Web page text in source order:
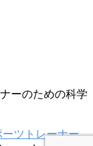
ーのための科学
ーツトレーナー